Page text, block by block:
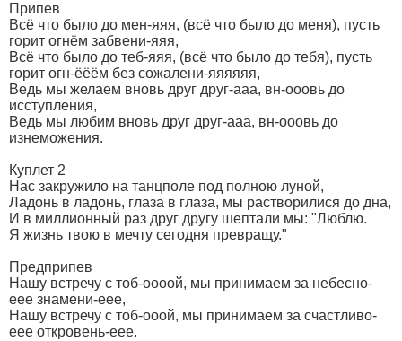
Припев
Всё что было до мен-яяя, (всё что было до меня), пусть
горит огнём забвени-яяя,
Всё что было до теб-яяя, (всё что было до тебя), пусть
горит огн-ёёём без сожалени-яяяяяя,
Ведь мы желаем вновь друг друг-ааа, вн-ооовь до
исступления,
Ведь мы любим вновь друг друг-ааа, вн-ооовь до
изнеможения.
Куплет 2
Нас закружило на танцполе под полною луной,
Ладонь в ладонь, глаза в глаза, мы растворилися до дна,
И в миллионный раз друг другу шептали мы: "Люблю.
Я жизнь твою в мечту сегодня превращу."
Предприпев
Нашу встречу с тоб-оооой, мы принимаем за небесно-
еее знамени-еее,
Нашу встречу с тоб-ооой, мы принимаем за счастливо-
еее откровень-еее.